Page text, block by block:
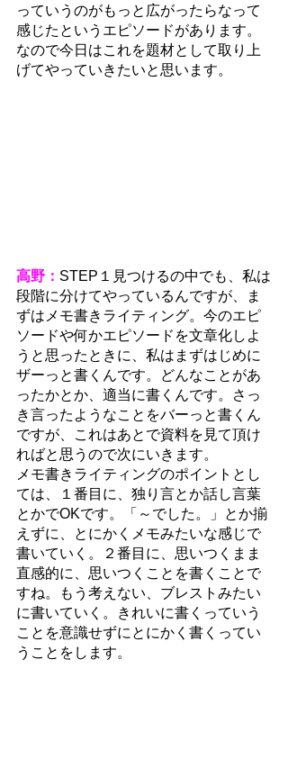
っていうのがもっと広がったらなって
感じたというエピソードがあります。
なので今日はこれを題材として取り上
げてやっていきたいと思います。
高野： STEP１見つけるの中でも、私は
段階に分けてやっているんですが、ま
ずはメモ書きライティング。今のエピ
ソードや何かエピソードを文章化しよ
うと思ったときに、私はまずはじめに
ザーっと書くんです。どんなことがあ
ったかとか、適当に書くんです。さっ
き言ったようなことをバーっと書くん
ですが、これはあとで資料を見て頂け
ればと思うので次にいきます。
メモ書きライティングのポイントとし
ては、１番目に、独り言とか話し言葉
とかでOKです。「～でした。」とか揃
えずに、とにかくメモみたいな感じで
書いていく。２番目に、思いつくまま
直感的に、思いつくことを書くことで
すね。もう考えない、ブレストみたい
に書いていく。きれいに書くっていう
ことを意識せずにとにかく書くってい
うことをします。